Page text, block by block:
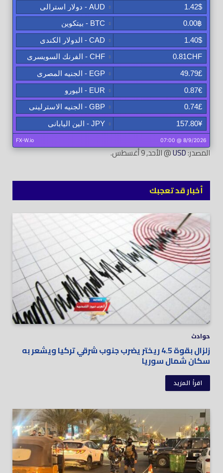
المصدر:USD@ الأحد, 9 أغسطس.
أخبار قد تعجبك
حوادث
زلزال بقوة 4.5 ريختر يضرب جنوب شرقي تركيا ويشعر به
سكان شمال سوريا
اقرأ المزيد